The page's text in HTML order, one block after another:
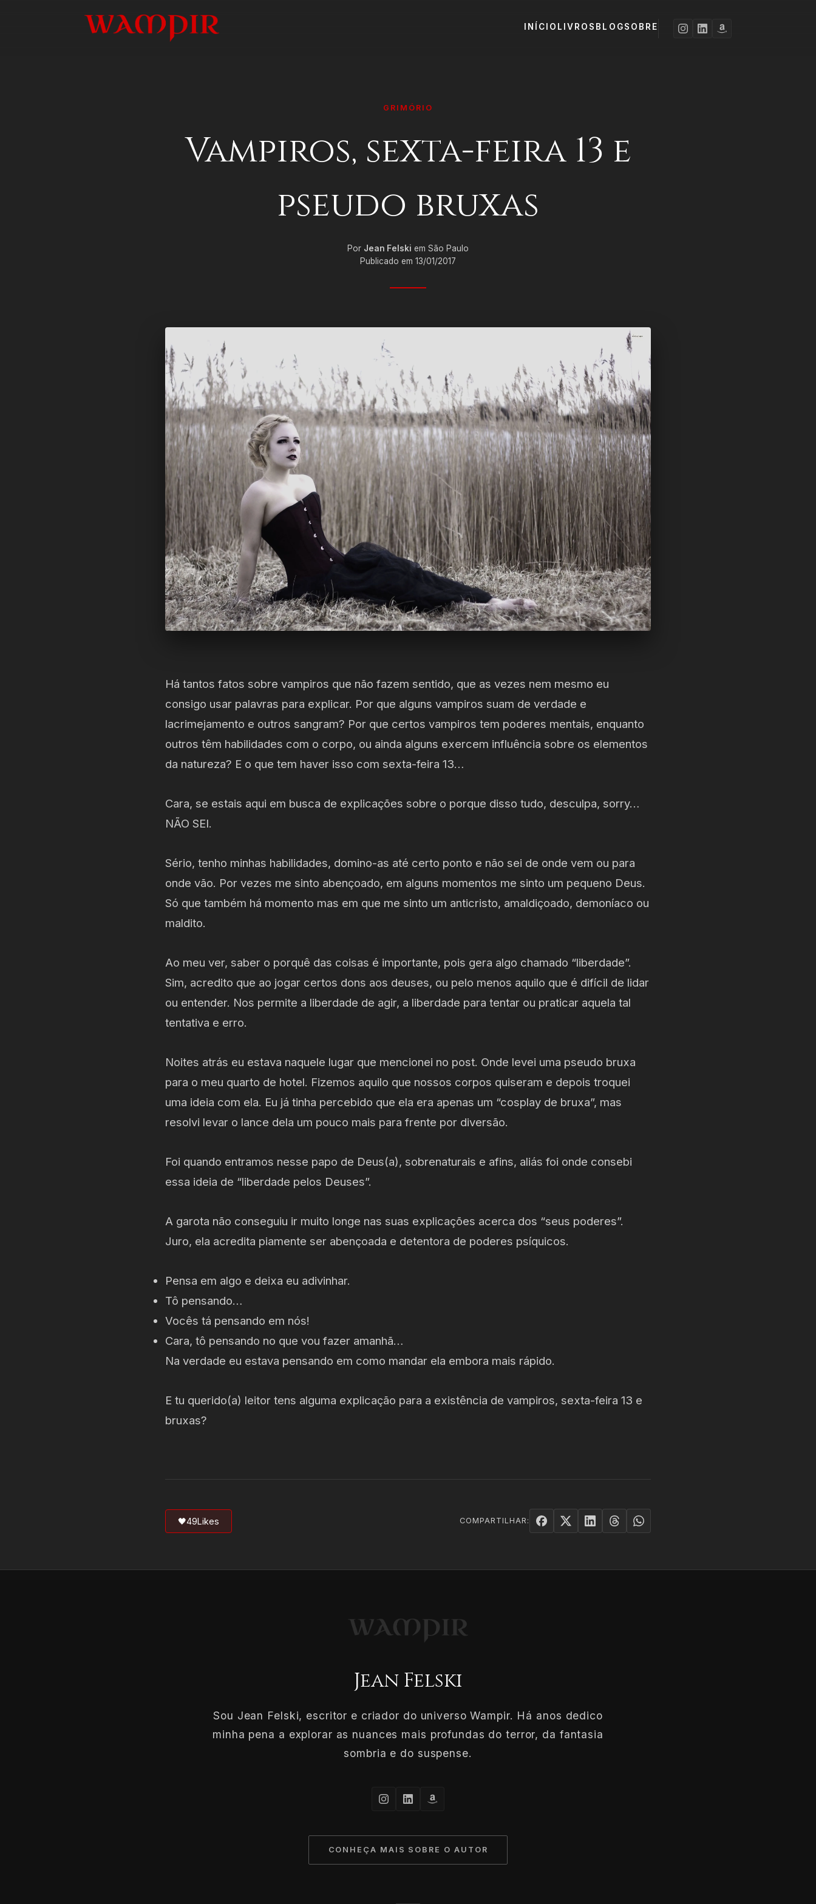
INÍCIO LIVROS BLOGSOBRE
GRIMÓRIO
Vampiros, sexta-feira 13 e
pseudo bruxas
Por Jean Felski em São Paulo
Publicado em 13/01/2017
Há tantos fatos sobre vampiros que não fazem sentido, que as vezes nem mesmo eu
consigo usar palavras para explicar. Por que alguns vampiros suam de verdade e
lacrimejamento e outros sangram? Por que certos vampiros tem poderes mentais, enquanto
outros têm habilidades com o corpo, ou ainda alguns exercem influência sobre os elementos
da natureza? E o que tem haver isso com sexta-feira 13…
Cara, se estais aqui em busca de explicações sobre o porque disso tudo, desculpa, sorry…
NÃO SEI.
Sério, tenho minhas habilidades, domino-as até certo ponto e não sei de onde vem ou para
onde vão. Por vezes me sinto abençoado, em alguns momentos me sinto um pequeno Deus.
Só que também há momento mas em que me sinto um anticristo, amaldiçoado, demoníaco ou
maldito.
Ao meu ver, saber o porquê das coisas é importante, pois gera algo chamado “liberdade”.
Sim, acredito que ao jogar certos dons aos deuses, ou pelo menos aquilo que é difícil de lidar
ou entender. Nos permite a liberdade de agir, a liberdade para tentar ou praticar aquela tal
tentativa e erro.
Noites atrás eu estava naquele lugar que mencionei no post. Onde levei uma pseudo bruxa
para o meu quarto de hotel. Fizemos aquilo que nossos corpos quiseram e depois troquei
uma ideia com ela. Eu já tinha percebido que ela era apenas um “cosplay de bruxa”, mas
resolvi levar o lance dela um pouco mais para frente por diversão.
Foi quando entramos nesse papo de Deus(a), sobrenaturais e afins, aliás foi onde consebi
essa ideia de “liberdade pelos Deuses”.
A garota não conseguiu ir muito longe nas suas explicações acerca dos “seus poderes”.
Juro, ela acredita piamente ser abençoada e detentora de poderes psíquicos.
Pensa em algo e deixa eu adivinhar.
Tô pensando…
Vocês tá pensando em nós!
Cara, tô pensando no que vou fazer amanhã…
Na verdade eu estava pensando em como mandar ela embora mais rápido.
E tu querido(a) leitor tens alguma explicação para a existência de vampiros, sexta-feira 13 e
bruxas?
🖤49Likes COMPARTILHAR:
Jean Felski
Sou Jean Felski, escritor e criador do universo Wampir. Há anos dedico
minha pena a explorar as nuances mais profundas do terror, da fantasia
sombria e do suspense.
CONHEÇA MAIS SOBRE O AUTOR